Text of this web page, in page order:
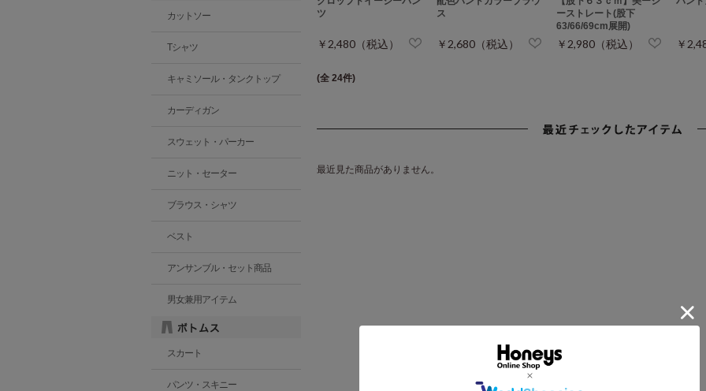
ツ
￥2,480（税込）
ス
￥2,680（税込）
ーストレート(股下
63/66/69cm展開)
￥2,980（税込） ￥
(全 24件)
最近見た商品がありません。
カットソー
Tシャツ
キャミソール・タンクトップ
カーディガン
スウェット・パーカー
ニット・セーター
ブラウス・シャツ
ベスト
アンサンブル・セット商品
男女兼用アイテム
スカート
パンツ・スキニー